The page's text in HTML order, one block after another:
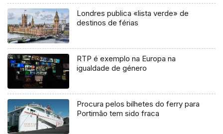
Londres publica «lista verde» de
destinos de férias
RTP é exemplo na Europa na
igualdade de género
Procura pelos bilhetes do ferry para
Portimão tem sido fraca